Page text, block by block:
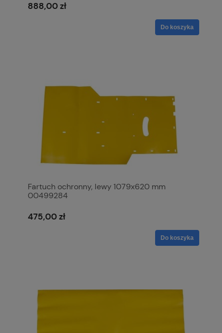
888,00 zł
Do koszyka
Fartuch ochronny, lewy 1079x620 mm
00499284
475,00 zł
Do koszyka